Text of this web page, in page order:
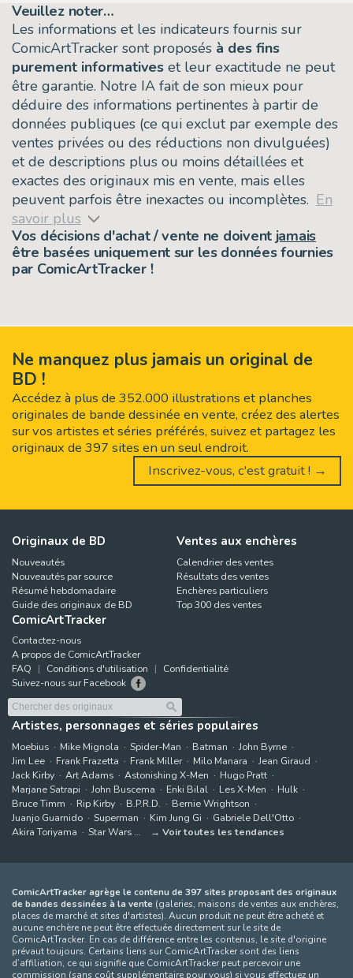
Veuillez noter…
Les informations et les indicateurs fournis sur
ComicArtTracker sont proposés à des fins
purement informatives et leur exactitude ne peut
être garantie. Notre IA fait de son mieux pour
déduire des informations pertinentes à partir de
données publiques (ce qui exclut par exemple des
ventes privées ou des réductions non divulguées)
et de descriptions plus ou moins détaillées et
exactes des originaux mis en vente, mais elles
peuvent parfois être inexactes ou incomplètes. En
savoir plus
Vos décisions d'achat / vente ne doivent jamais
être basées uniquement sur les données fournies
par ComicArtTracker !
Ne manquez plus jamais un original de
BD !
Accédez à plus de 352.000 illustrations et planches
originales de bande dessinée en vente, créez des alertes
sur vos artistes et séries préférés, suivez et partagez les
originaux de 397 sites en un seul endroit.
Inscrivez-vous, c'est gratuit ! →
Originaux de BD
Nouveautés
Nouveautés par source
Résumé hebdomadaire
Guide des originaux de BD
Ventes aux enchères
Calendrier des ventes
Résultats des ventes
Enchères particuliers
Top 300 des ventes
ComicArtTracker
Contactez-nous
A propos de ComicArtTracker
FAQ
Conditions d'utilisation
Confidentialité
Suivez-nous sur Facebook
Artistes, personnages et séries populaires
Moebius Mike Mignola Spider-Man Batman
John Byrne
Jim Lee
Frank Frazetta Frank Miller Milo Manara
Jean Giraud
Jack Kirby
Art Adams Astonishing X-Men
Hugo Pratt
Marjane Satrapi
John Buscema Enki Bilal Les X-Men
Hulk
Bruce Timm
Rip Kirby B.P.R.D.
Bernie Wrightson
Juanjo Guarnido
Superman Kim Jung Gi
Gabriele Dell'Otto
Akira Toriyama
Star Wars Voir toutes les tendances
ComicArtTracker agrège le contenu de 397 sites proposant des originaux
de bandes dessinées à la vente (galeries, maisons de ventes aux enchères,
places de marché et sites d'artistes). Aucun produit ne peut être acheté et
aucune enchère ne peut être effectuée directement sur le site de
ComicArtTracker. En cas de différence entre les contenus, le site d'origine
prévaut toujours. Certains liens sur ComicArtTracker sont des liens
d’affiliation, ce qui signifie que ComicArtTracker peut percevoir une
commission (sans coût supplémentaire pour vous) si vous effectuez un